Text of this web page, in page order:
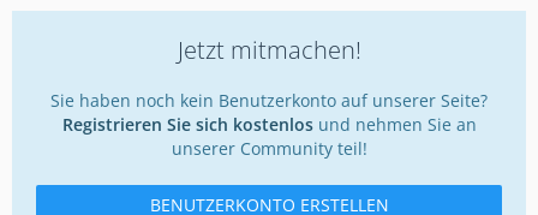
Jetzt mitmachen!
Sie haben noch kein Benutzerkonto auf unserer Seite?
Registrieren Sie sich kostenlosund nehmen Sie an
unserer Community teil!
BENUTZERKONTO ERSTELLEN